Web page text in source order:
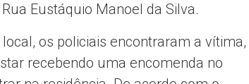
Eustáquio Manoel da Silva.
os policiais encontraram a vítima,
recebendo uma encomenda no